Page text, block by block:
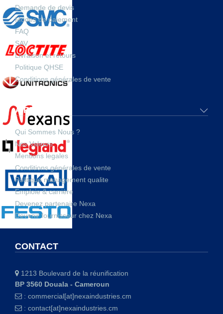
Demande de devis
Modes de paiement
FAQ
SAV
Livraison et retours
Politique QHSE
Conditions générales de vente
A PROPOS
Qui Sommes Nous ?
Nos Valeurs
Mentions legales
Conditions générales de vente
Politique management qualite
Emploie & carrière
Devenez partenaire Nexa
Devenir fournisseur chez Nexa
CONTACT
1213 Boulevard de la réunification
BP 3560 Douala - Cameroun
: commercial[at]nexaindustries.cm
: contact[at]nexaindustries.cm